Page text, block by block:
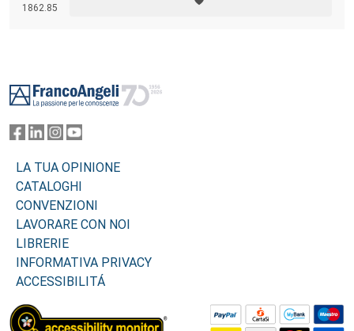
1862.85
LA TUA OPINIONE
CATALOGHI
CONVENZIONI
LAVORARE CON NOI
LIBRERIE
INFORMATIVA PRIVACY
ACCESSIBILITÁ